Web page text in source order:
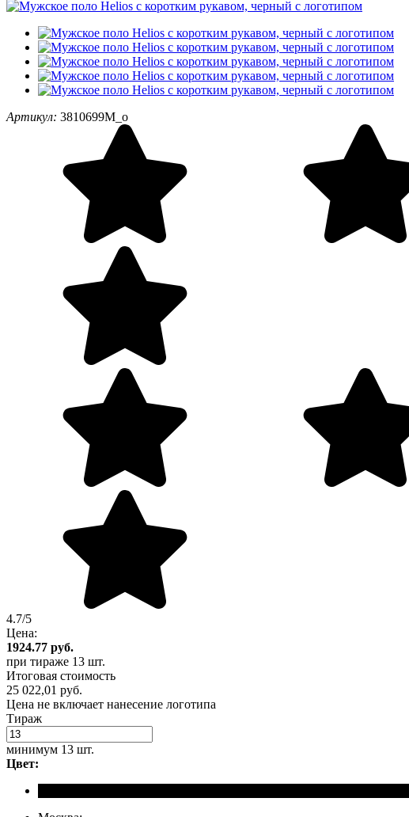
Артикул: 3810699M_o
4.7/5
Цена:
1924.77 руб.
при тираже 13 шт.
Итоговая стоимость
25 022,01 руб.
Цена не включает нанесение логотипа
Тираж
минимум 13 шт.
Цвет: